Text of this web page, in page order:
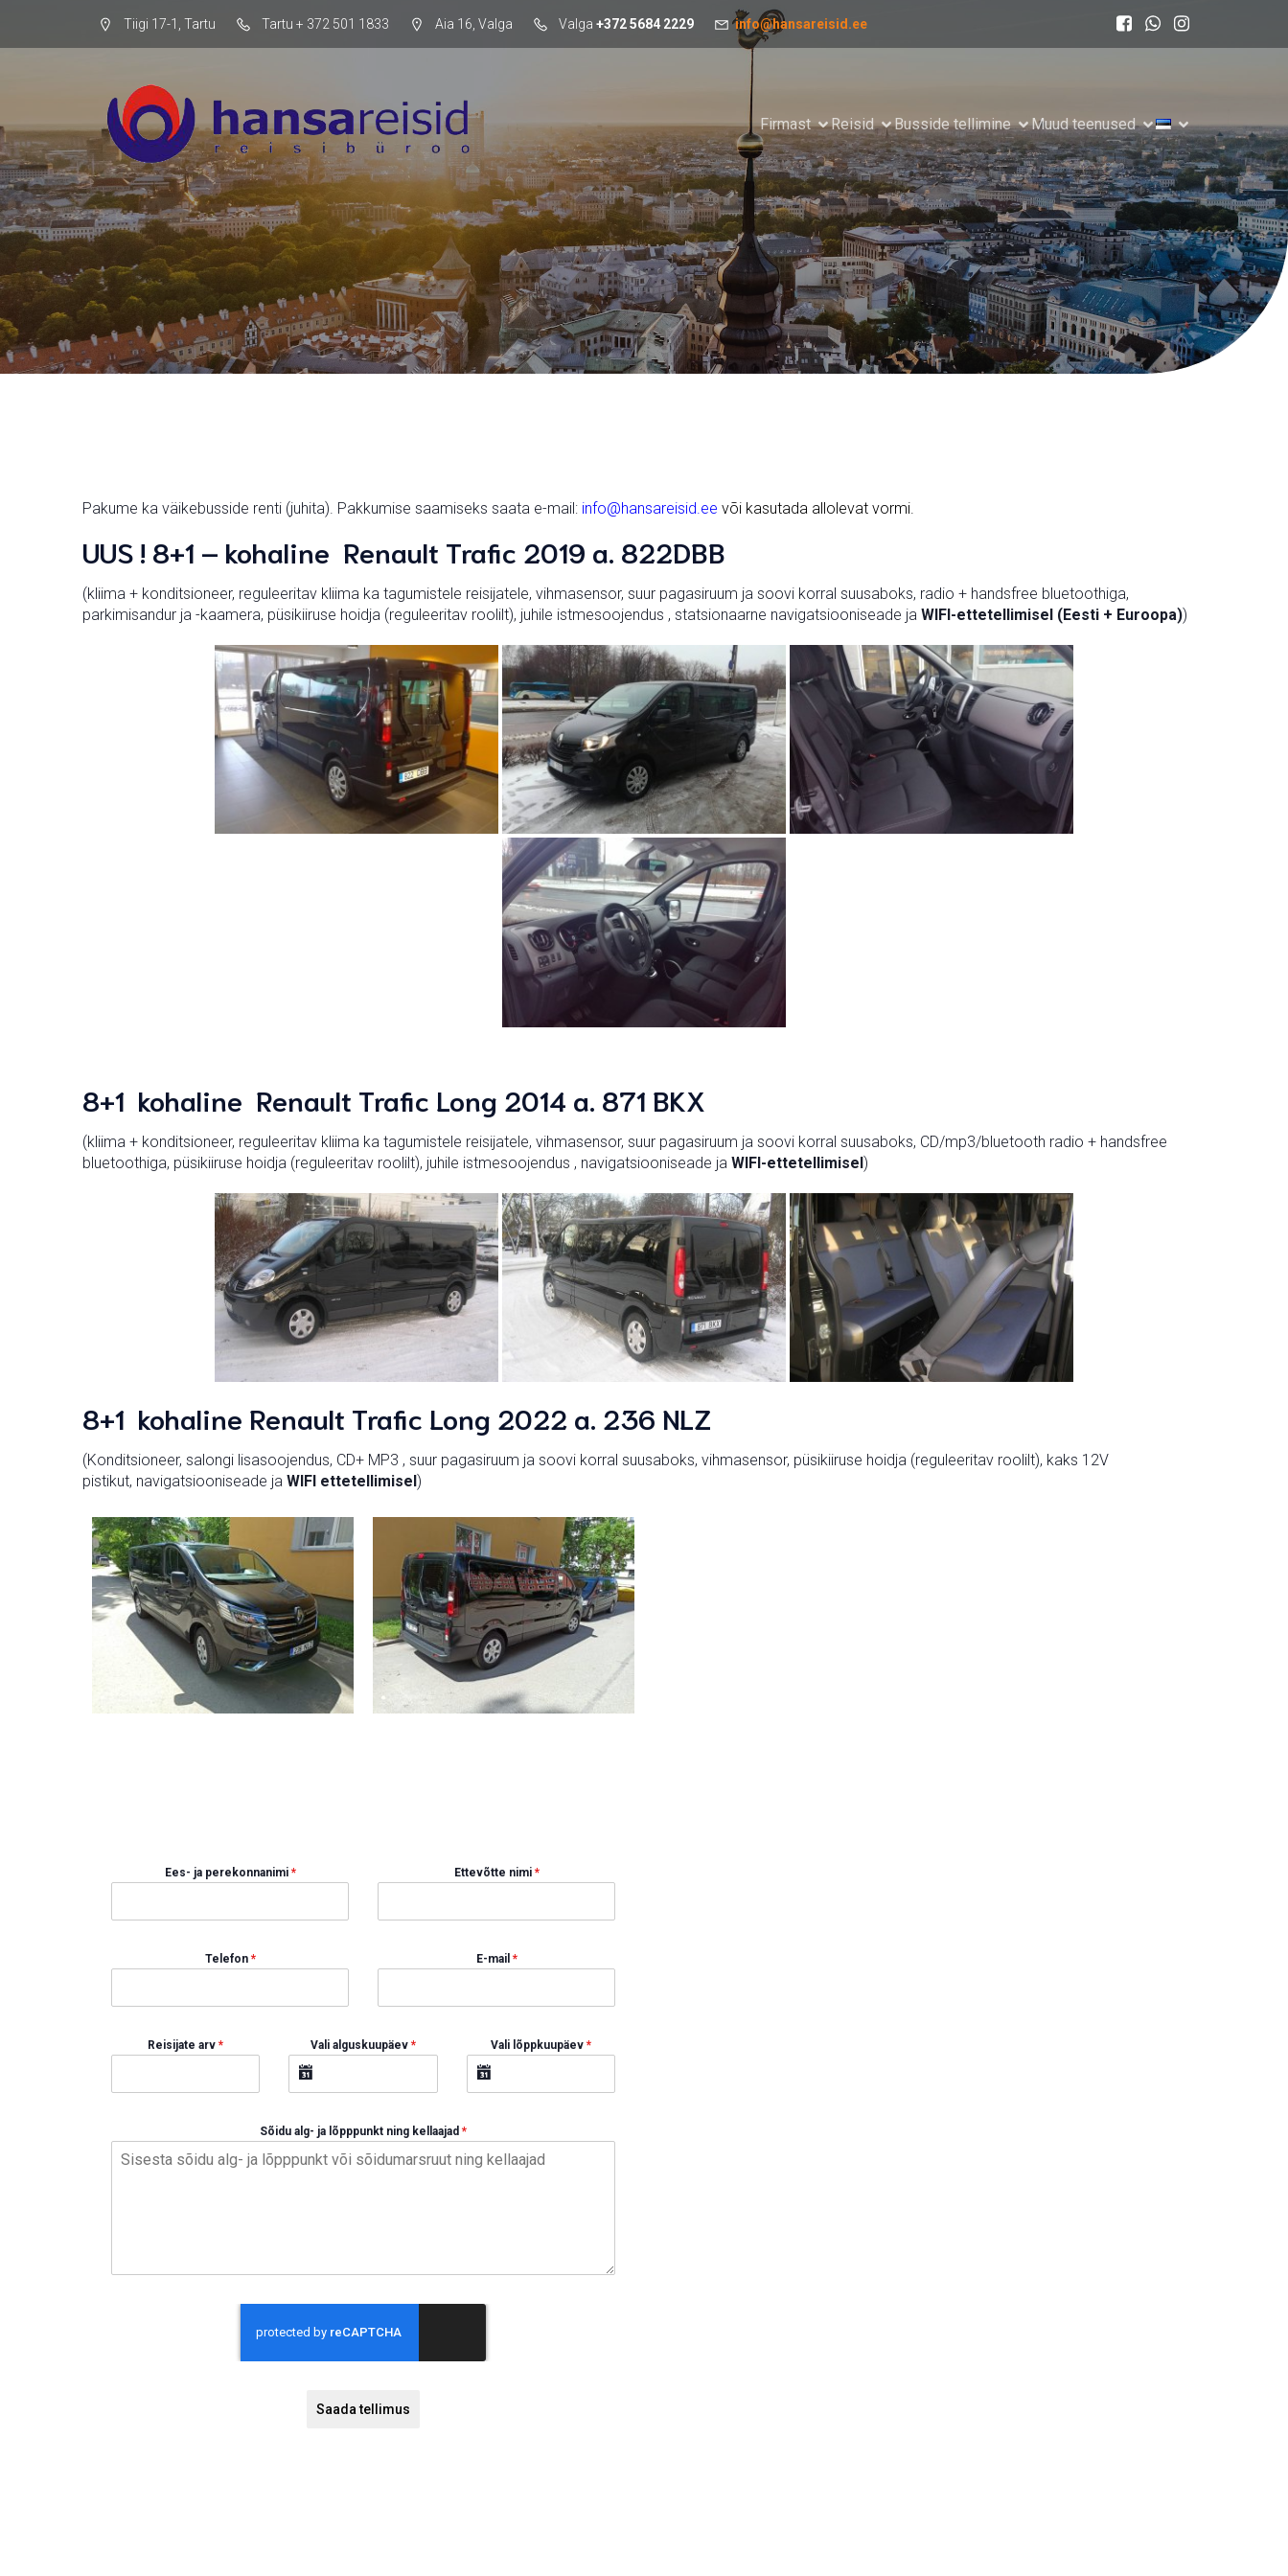
Tiigi 17-1, Tartu Tartu + 372 501 1833 Aia 16, Valga Valga +372 5684 2229 info@hansareisid.ee
Firmast Reisid Busside tellimine Muud teenused
Pakume ka väikebusside renti (juhita). Pakkumise saamiseks saata e-mail: info@hansareisid.ee või kasutada allolevat vormi.
UUS ! 8+1 – kohaline Renault Trafic 2019 a. 822DBB
(kliima + konditsioneer, reguleeritav kliima ka tagumistele reisijatele, vihmasensor, suur pagasiruum ja soovi korral suusaboks, radio + handsfree bluetoothiga,
parkimisandur ja -kaamera, püsikiiruse hoidja (reguleeritav roolilt), juhile istmesoojendus , statsionaarne navigatsiooniseade ja WIFI-ettetellimisel (Eesti + Euroopa))
8+1 kohaline Renault Trafic Long 2014 a. 871 BKX
(kliima + konditsioneer, reguleeritav kliima ka tagumistele reisijatele, vihmasensor, suur pagasiruum ja soovi korral suusaboks, CD/mp3/bluetooth radio + handsfree
bluetoothiga, püsikiiruse hoidja (reguleeritav roolilt), juhile istmesoojendus , navigatsiooniseade ja WIFI-ettetellimisel)
8+1 kohaline Renault Trafic Long 2022 a. 236 NLZ
(Konditsioneer, salongi lisasoojendus, CD+ MP3 , suur pagasiruum ja soovi korral suusaboks, vihmasensor, püsikiiruse hoidja (reguleeritav roolilt), kaks 12V
pistikut, navigatsiooniseade ja WIFI ettetellimisel)
Ees- ja perekonnanimi * Ettevõtte nimi *
Telefon * E-mail *
Reisijate arv* Vali alguskuupäev * Vali lõppkuupäev *
Sõidu alg- ja lõpppunkt ning kellaajad *
Saada tellimus